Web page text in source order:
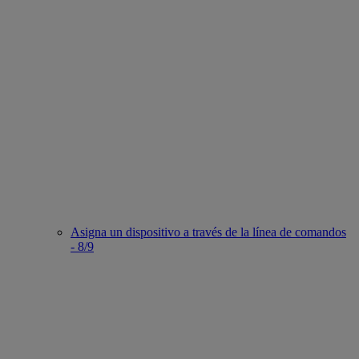
Asigna un dispositivo a través de la línea de comandos
- 8/9